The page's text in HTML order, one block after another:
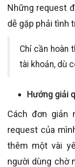
Những request
dễ gặp phải tình
Chỉ cần hoàn
tài khoản, dù
Hướng giải
Cách đơn giản
request của
thêm một vài
người dùng chờ